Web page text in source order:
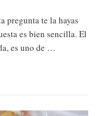
pregunta te la hayas
es bien sencilla. El
es uno de …